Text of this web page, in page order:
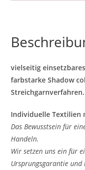
vielseitig
farbstarke Shadow
Streichgarnverfahren.
Individuelle Textilien
Das Bewusstsein für
Handeln.
Wir setzen uns ein für
Ursprungsgarantie und